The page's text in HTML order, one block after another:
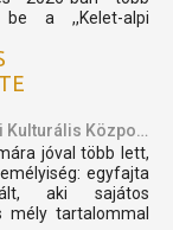
be a ,,Kelet-alpi
a geológiai
villantja fel azokat
AGORA Szombathelyi Kulturális Központ
jóval több lett,
egyfajta
aki sajátos
mély tartalommal